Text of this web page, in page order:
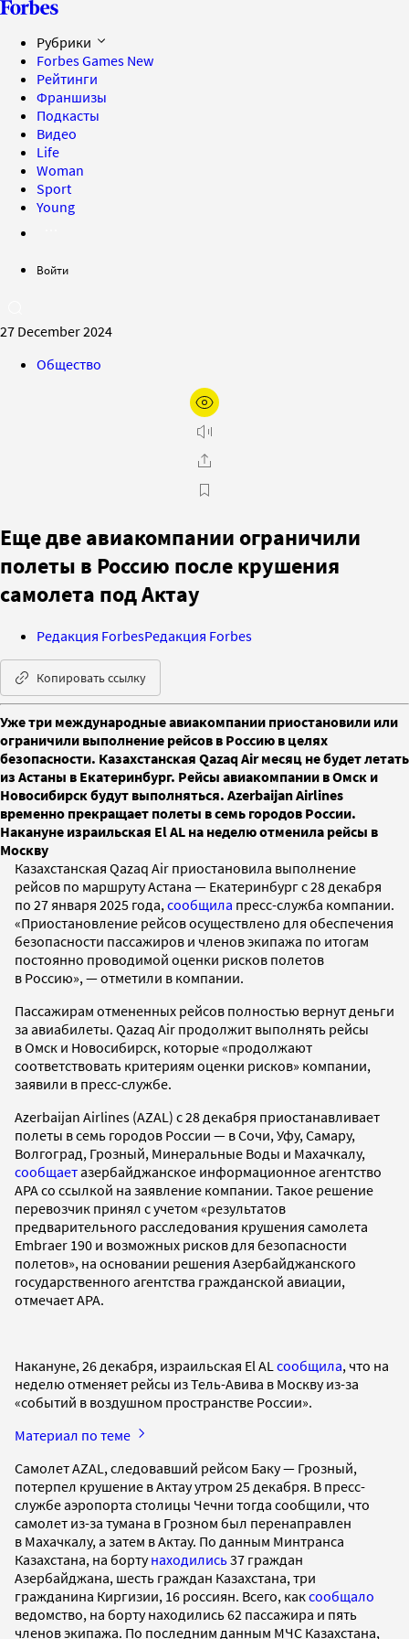
Рубрики
Forbes Games New
Рейтинги
Франшизы
Подкасты
Видео
Life
Woman
Sport
Young
Войти
27 December 2024
Общество
Еще две авиакомпании ограничили
полеты в Россию после крушения
самолета под Актау
Редакция ForbesРедакция Forbes
Копировать ссылку
Уже три международные авиакомпании приостановили или
ограничили выполнение рейсов в Россию в целях
безопасности. Казахстанская Qazaq Air месяц не будет летать
из Астаны в Екатеринбург. Рейсы авиакомпании в Омск и
Новосибирск будут выполняться. Azerbaijan Airlines
временно прекращает полеты в семь городов России.
Накануне израильская El AL на неделю отменила рейсы в
Москву
Казахстанская Qazaq Air приостановила выполнение
рейсов по маршруту Астана — Екатеринбург с 28 декабря
по 27 января 2025 года, сообщила пресс-служба компании.
«Приостановление рейсов осуществлено для обеспечения
безопасности пассажиров и членов экипажа по итогам
постоянно проводимой оценки рисков полетов
в Россию», — отметили в компании.
Пассажирам отмененных рейсов полностью вернут деньги
за авиабилеты. Qazaq Air продолжит выполнять рейсы
в Омск и Новосибирск, которые «продолжают
соответствовать критериям оценки рисков» компании,
заявили в пресс-службе.
Azerbaijan Airlines (AZAL) с 28 декабря приостанавливает
полеты в семь городов России — в Сочи, Уфу, Самару,
Волгоград, Грозный, Минеральные Воды и Махачкалу,
сообщаетазербайджанское информационное агентство
APA со ссылкой на заявление компании. Такое решение
перевозчик принял с учетом «результатов
предварительного расследования крушения самолета
Embraer 190 и возможных рисков для безопасности
полетов», на основании решения Азербайджанского
государственного агентства гражданской авиации,
отмечает APA.
Накануне, 26 декабря, израильская El AL сообщила, что на
неделю отменяет рейсы из Тель-Авива в Москву из-за
«событий в воздушном пространстве России».
Материал по теме
Самолет AZAL, следовавший рейсом Баку — Грозный,
потерпел крушение в Актау утром 25 декабря. В пресс-
службе аэропорта столицы Чечни тогда сообщили, что
самолет из-за тумана в Грозном был перенаправлен
в Махачкалу, а затем в Актау. По данным Минтранса
Казахстана, на бортунаходились37 граждан
Азербайджана, шесть граждан Казахстана, три
гражданина Киргизии, 16 россиян. Всего, каксообщало
ведомство, на борту находились 62 пассажира и пять
членов экипажа. По последним данным МЧС Казахстана,